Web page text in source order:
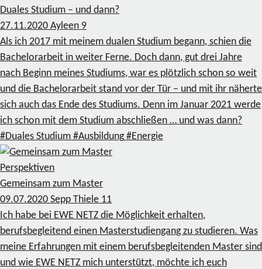
Duales Studium – und dann?
27.11.2020 Ayleen 9
Als ich 2017 mit meinem dualen Studium begann, schien die
Bachelorarbeit in weiter Ferne. Doch dann, gut drei Jahre
nach Beginn meines Studiums, war es plötzlich schon so weit
und die Bachelorarbeit stand vor der Tür – und mit ihr näherte
sich auch das Ende des Studiums. Denn im Januar 2021 werde
ich schon mit dem Studium abschließen … und was dann?
#Duales Studium #Ausbildung #Energie
Perspektiven
Gemeinsam zum Master
09.07.2020 Sepp Thiele 11
Ich habe bei EWE NETZ die Möglichkeit erhalten,
berufsbegleitend einen Masterstudiengang zu studieren. Was
meine Erfahrungen mit einem berufsbegleitenden Master sind
und wie EWE NETZ mich unterstützt, möchte ich euch